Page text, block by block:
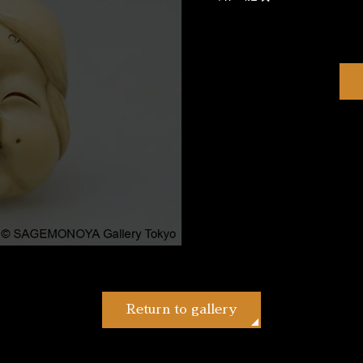
Return to gallery